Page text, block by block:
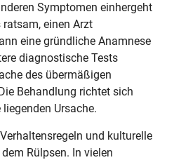
Symptomen einhergeht
einen Arzt
eine gründliche Anamnese
diagnostische Tests
des übermäßigen
Behandlung richtet sich
Ursache.
und kulturelle
Rülpsen. In vielen